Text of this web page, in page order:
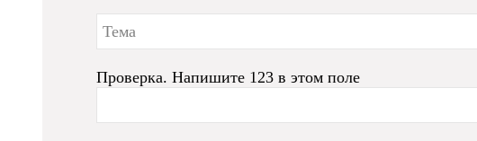
Проверка. Напишите 123 в этом поле